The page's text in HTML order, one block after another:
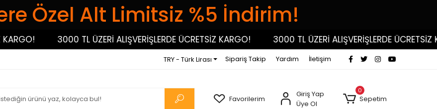
Özel Alt Limitsiz %5 İndirim!
3000 TL ÜZERİ ALIŞVERİŞLERDE ÜCRETSİZ KARGO! 3000 TL ÜZERİ ALIŞVERİŞLERDE ÜCRETSİZ
TRY - Türk Lirası Sipariş Takip Yardım İletişim
Favorilerim
Giriş Yap
Üye Ol
0
Sepetim